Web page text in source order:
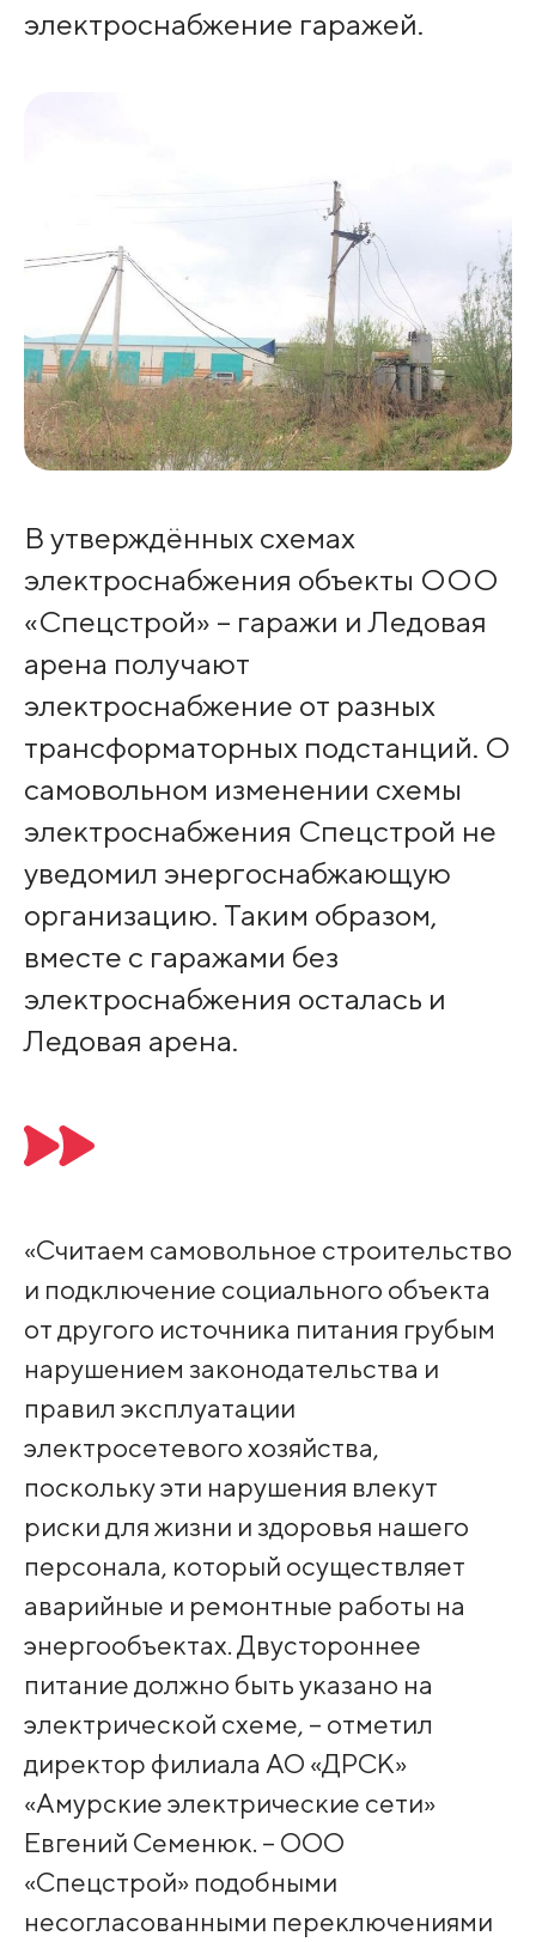
электроснабжение гаражей.
В утверждённых схемах
электроснабжения объекты ООО
«Спецстрой» – гаражи и Ледовая
арена получают
электроснабжение от разных
трансформаторных подстанций. О
самовольном изменении схемы
электроснабжения Спецстрой не
уведомил энергоснабжающую
организацию. Таким образом,
вместе с гаражами без
электроснабжения осталась и
Ледовая арена.
«Считаем самовольное строительство
и подключение социального объекта
от другого источника питания грубым
нарушением законодательства и
правил эксплуатации
электросетевого хозяйства,
поскольку эти нарушения влекут
риски для жизни и здоровья нашего
персонала, который осуществляет
аварийные и ремонтные работы на
энергообъектах. Двустороннее
питание должно быть указано на
электрической схеме, – отметил
директор филиала АО «ДРСК»
«Амурские электрические сети»
Евгений Семенюк. – ООО
«Спецстрой» подобными
несогласованными переключениями